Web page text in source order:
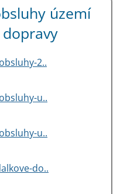
území
2..
u..
u..
do..